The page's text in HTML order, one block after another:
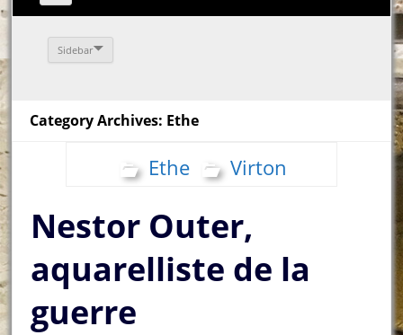
Sidebar
Category Archives: Ethe
Ethe Virton
Nestor Outer,
aquarelliste de la
guerre